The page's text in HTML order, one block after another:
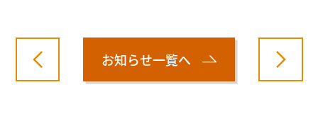
お知らせ一覧へ